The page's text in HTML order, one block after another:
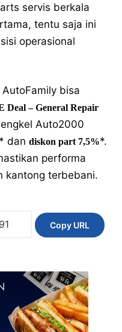
servis berkala
tentu saja ini
operasional
bisa
Deal – General Repair
Auto2000
* dan diskon part 7,5%*.
performa
kantong terbebani.
Copy URL